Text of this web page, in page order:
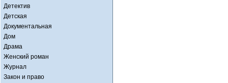
Детектив
Детская
Документальная
Дом
Драма
Женский роман
Журнал
Закон и право